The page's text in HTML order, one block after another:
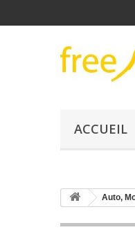
ACCUEIL
Auto,